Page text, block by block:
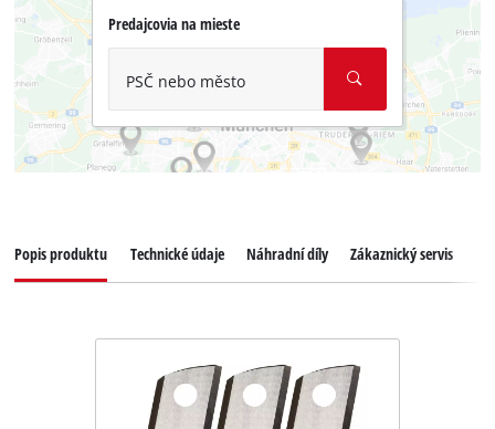
Predajcovia na mieste
PSČ nebo město
Popis produktu Technické údaje Náhradní díly Zákaznický servis